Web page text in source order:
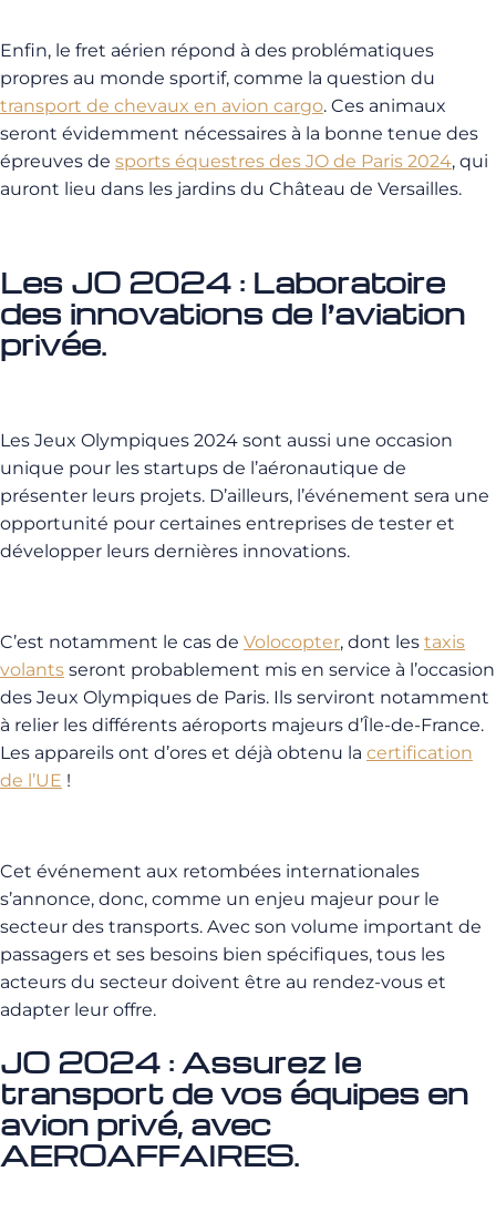
Enfin, le fret aérien répond à des problématiques
propres au monde sportif, comme la question du
transport de chevaux en avion cargo. Ces animaux
seront évidemment nécessaires à la bonne tenue des
épreuves de sports équestres des JO de Paris 2024, qui
auront lieu dans les jardins du Château de Versailles.
Les JO 2024 : Laboratoire
des innovations de l’aviation
privée.
Les Jeux Olympiques 2024 sont aussi une occasion
unique pour les startups de l’aéronautique de
présenter leurs projets. D’ailleurs, l’événement sera une
opportunité pour certaines entreprises de tester et
développer leurs dernières innovations.
C’est notamment le cas de Volocopter, dont les taxis
volants seront probablement mis en service à l’occasion
des Jeux Olympiques de Paris. Ils serviront notamment
à relier les différents aéroports majeurs d’Île-de-France.
Les appareils ont d’ores et déjà obtenu la certification
de l’UE !
Cet événement aux retombées internationales
s’annonce, donc, comme un enjeu majeur pour le
secteur des transports. Avec son volume important de
passagers et ses besoins bien spécifiques, tous les
acteurs du secteur doivent être au rendez-vous et
adapter leur offre.
JO 2024 : Assurez le
transport de vos équipes en
avion privé, avec
AEROAFFAIRES.